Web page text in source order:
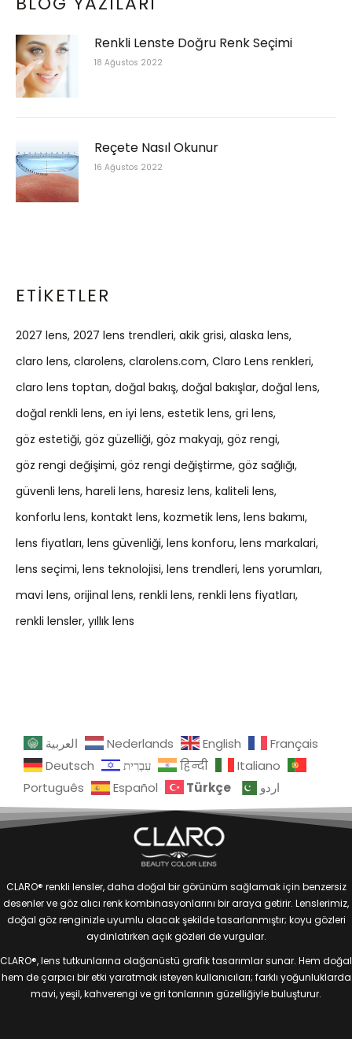
Renkli Lenste Doğru Renk Seçimi
18 Ağustos 2022
Reçete Nasıl Okunur
16 Ağustos 2022
ETIKETLER
2027 lens 2027 lens trendleri akik grisi alaska lens
claro lens clarolens clarolens.com Claro Lens renkleri
claro lens toptan doğal bakış doğal bakışlar doğal lens
doğal renkli lens en iyi lens estetik lens gri lens
göz estetiği göz güzelliği göz makyajı göz rengi
göz rengi değişimi göz rengi değiştirme göz sağlığı
güvenli lens hareli lens haresiz lens kaliteli lens
konforlu lens kontakt lens kozmetik lens lens bakımı
lens fiyatları lens güvenliği lens konforu lens markalari
lens seçimi lens teknolojisi lens trendleri lens yorumları
mavi lens orijinal lens renkli lens renkli lens fiyatları
renkli lensler yıllık lens
العربية Nederlands English
Français
Deutsch
עִבְרִית हिन्दी
Italiano
Português
Español Türkçe اردو
CLARO® renkli lensler, daha doğal bir görünüm sağlamak için benzersiz
desenler ve göz alıcı renk kombinasyonlarını bir araya getirir. Lenslerimiz,
doğal göz renginizle uyumlu olacak şekilde tasarlanmıştır; koyu gözleri
aydınlatırken açık gözleri de vurgular.
CLARO®, lens tutkunlarına olağanüstü grafik tasarımlar sunar. Hem doğal
hem de çarpıcı bir etki yaratmak isteyen kullanıcıları; farklı yoğunluklarda
mavi, yeşil, kahverengi ve gri tonlarının güzelliğiyle buluşturur.